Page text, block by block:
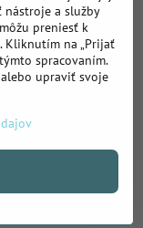
údajov
nástroje a služby
preniesť k
Kliknutím na „Prijať
spracovaním.
upraviť svoje